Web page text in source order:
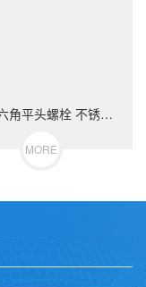
霍州内六角平头螺栓 不锈钢（304/316）碳钢 合金钢
MORE